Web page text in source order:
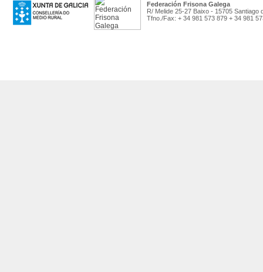
Federación Frisona Galega
R/ Melide 25-27 Baixo - 15705 Santiago
Tfno./Fax: + 34 981 573 879 + 34 981